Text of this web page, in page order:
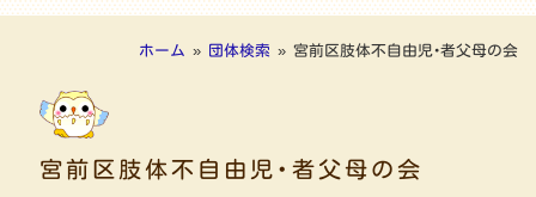
ホーム » 団体検索 » 宮前区肢体不自由児･者父母の会
宮前区肢体不自由児･者父母の会